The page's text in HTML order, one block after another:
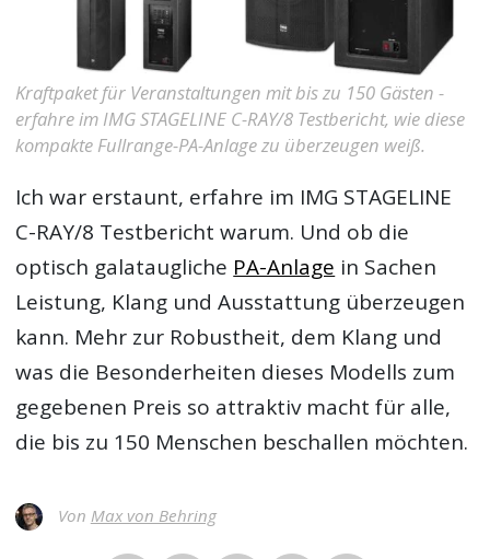
Kraftpaket für Veranstaltungen mit bis zu 150 Gästen -
erfahre im IMG STAGELINE C-RAY/8 Testbericht, wie diese
kompakte Fullrange-PA-Anlage zu überzeugen weiß.
Ich war erstaunt, erfahre im IMG STAGELINE
C-RAY/8 Testbericht warum. Und ob die
optisch galataugliche PA-Anlage in Sachen
Leistung, Klang und Ausstattung überzeugen
kann. Mehr zur Robustheit, dem Klang und
was die Besonderheiten dieses Modells zum
gegebenen Preis so attraktiv macht für alle,
die bis zu 150 Menschen beschallen möchten.
Von Max von Behring